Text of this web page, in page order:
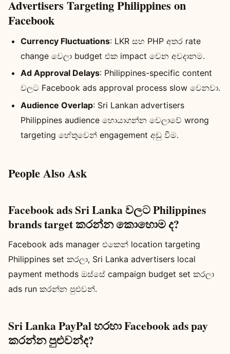
Advertisers Targeting Philippines on
Facebook
Currency Fluctuations: LKR සහ PHP අතර rate
change වෙලා budget එක impact වෙන අවදානම.
Ad Approval Delays: Philippines-specific content
වලට Facebook ads approval process slow වෙනවා.
Audience Overlap: Sri Lankan advertisers
Philippines audience හොයාගන්න වෙලාවේ wrong
targeting හේතුවෙන් engagement අඩු වීම.
People Also Ask
Facebook ads Sri Lanka වලට Philippines
brands target කරන්න කොහොම ද?
Facebook ads manager එකෙන් location targeting
Philippines set කරලා, Sri Lanka advertisers local
payment methods ඔස්සේ campaign budget set කරලා
ads run කරන්න පුළුවන්.
Sri Lanka PayPal හරහා Facebook ads pay
කරන්න පුළුවන්ද?